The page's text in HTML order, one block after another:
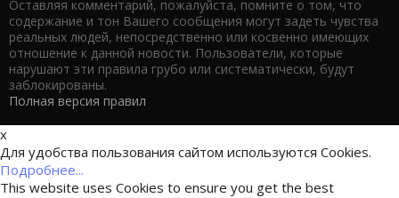
Оставляя комментарий, пожалуйста, помните о том, что
содержание и тон Вашего сообщения могут задеть чувства
реальных людей, непосредственно или косвенно имеющих
отношение к данной новости. Пользователи, которые
нарушают эти правила грубо или систематически, будут
заблокированы.
Полная версия правил
x
Для удобства пользования сайтом используются Cookies.
Подробнее...
This website uses Cookies to ensure you get the best